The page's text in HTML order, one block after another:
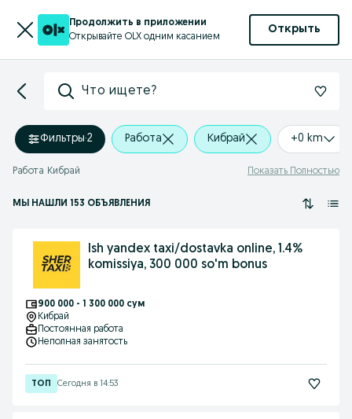
Продолжить в приложении
Открывайте OLX одним касанием
Открыть
Что ищете?
Фильтры·2 Работа Кибрай +0 km
Работа Кибрай Показать Полностью
МЫ НАШЛИ 153 ОБЪЯВЛЕНИЯ
Ish yandex taxi/dostavka online, 1.4%
komissiya, 300 000 so'm bonus
900 000 - 1 300 000 сум
Кибрай
Постоянная работа
Неполная занятость
Сегодня в 14:53